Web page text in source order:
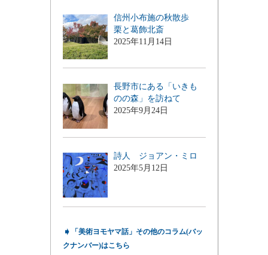
信州小布施の秋散歩
栗と葛飾北斎
2025年11月14日
長野市にある「いきも
のの森」を訪ねて
2025年9月24日
詩人 ジョアン・ミロ
2025年5月12日
➧
「美術ヨモヤマ話」その他のコラム(バッ
クナンバー)はこちら